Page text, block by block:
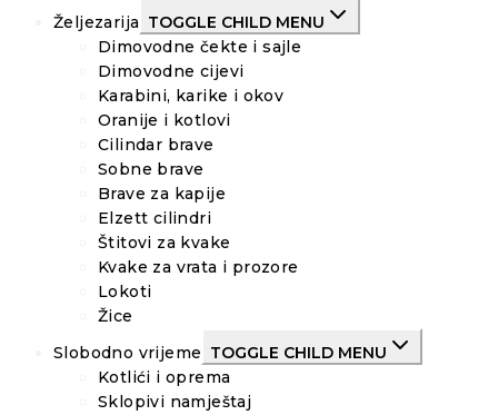
Željezarija TOGGLE CHILD MENU
Dimovodne čekte i sajle
Dimovodne cijevi
Karabini, karike i okov
Oranije i kotlovi
Cilindar brave
Sobne brave
Brave za kapije
Elzett cilindri
Štitovi za kvake
Kvake za vrata i prozore
Lokoti
Žice
Slobodno vrijeme TOGGLE CHILD MENU
Kotlići i oprema
Sklopivi namještaj